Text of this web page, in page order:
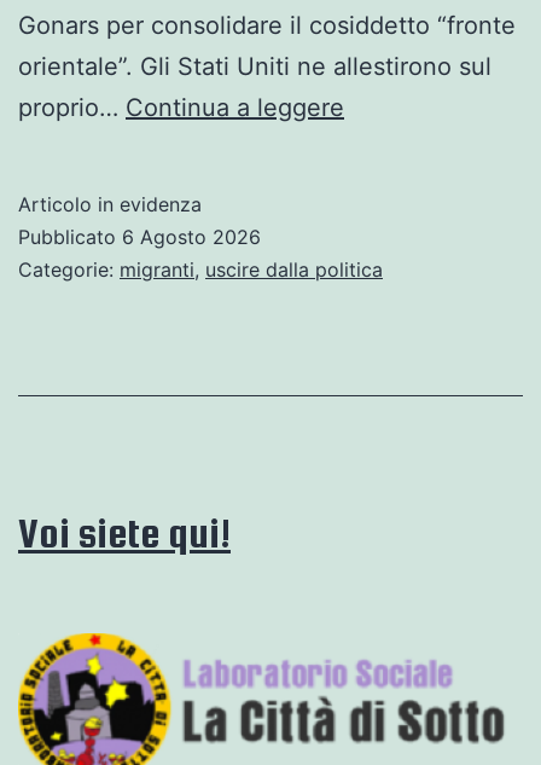
Gonars per consolidare il cosiddetto “fronte
orientale”. Gli Stati Uniti ne allestirono sul
proprio… Continua a leggere
campi
ora
Articolo in evidenza
Pubblicato 6 Agosto 2026
Categorie: migranti, uscire dalla politica
Voi siete qui!